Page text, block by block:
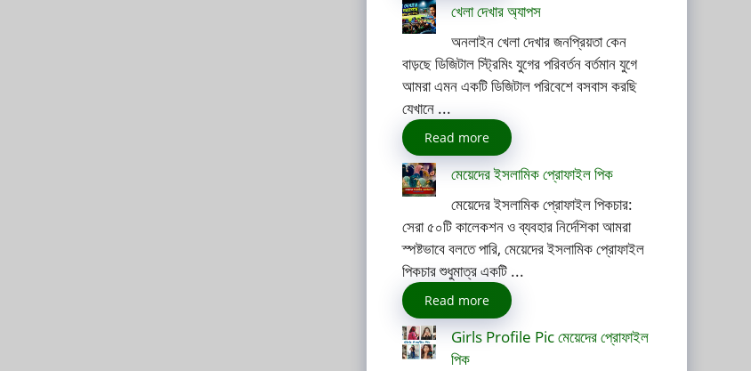
খেলা দেখার অ্যাপস
অনলাইন খেলা দেখার জনপ্রিয়তা কেন
বাড়ছে ডিজিটাল স্ট্রিমিং যুগের পরিবর্তন বর্তমান যুগে
আমরা এমন একটি ডিজিটাল পরিবেশে বসবাস করছি
যেখানে ...
Read more
মেয়েদের ইসলামিক প্রোফাইল পিক
মেয়েদের ইসলামিক প্রোফাইল পিকচার:
সেরা ৫০টি কালেকশন ও ব্যবহার নির্দেশিকা আমরা
স্পষ্টভাবে বলতে পারি, মেয়েদের ইসলামিক প্রোফাইল
পিকচার শুধুমাত্র একটি ...
Read more
Girls Profile Pic মেয়েদের প্রোফাইল
পিক